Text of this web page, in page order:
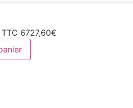
6727,60€